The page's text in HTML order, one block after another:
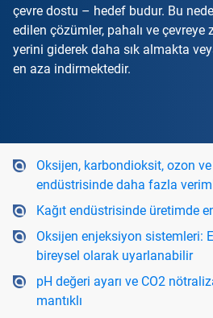
çevre dostu – hedef budur. Bu
edilen çözümler, pahalı ve çevreye
yerini giderek daha sık almakta
en aza indirmektedir.
Oksijen, karbondioksit, ozon
endüstrisinde daha fazla
Kağıt endüstrisinde üretimde
Oksijen enjeksiyon sistemleri:
bireysel olarak uyarlanabilir
pH değeri ayarı ve CO2
mantıklı